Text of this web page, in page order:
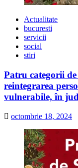
Actualitate
bucuresti
servicii
social
stiri
Patru categorii
reintegrarea
vulnerabile, în
octombrie 18, 2024